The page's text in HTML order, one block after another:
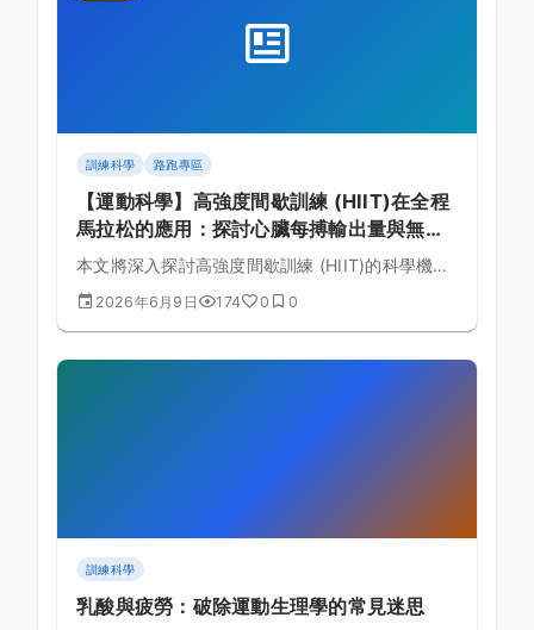
訓練科學 路跑專區
【運動科學】高強度間歇訓練 (HIIT)在全程
馬拉松的應用：探討心臟每搏輸出量與無氧
耐力的生理實證與課表規劃的黃金法則
本文將深入探討高強度間歇訓練 (HIIT)的科學機
制，結合全程馬拉松的生理需求，詳細解析心臟每
搏輸出量與無氧耐力的理論基礎與具體訓練課表排
2026年6月9日 174 0 0
訓練科學
乳酸與疲勞：破除運動生理學的常見迷思